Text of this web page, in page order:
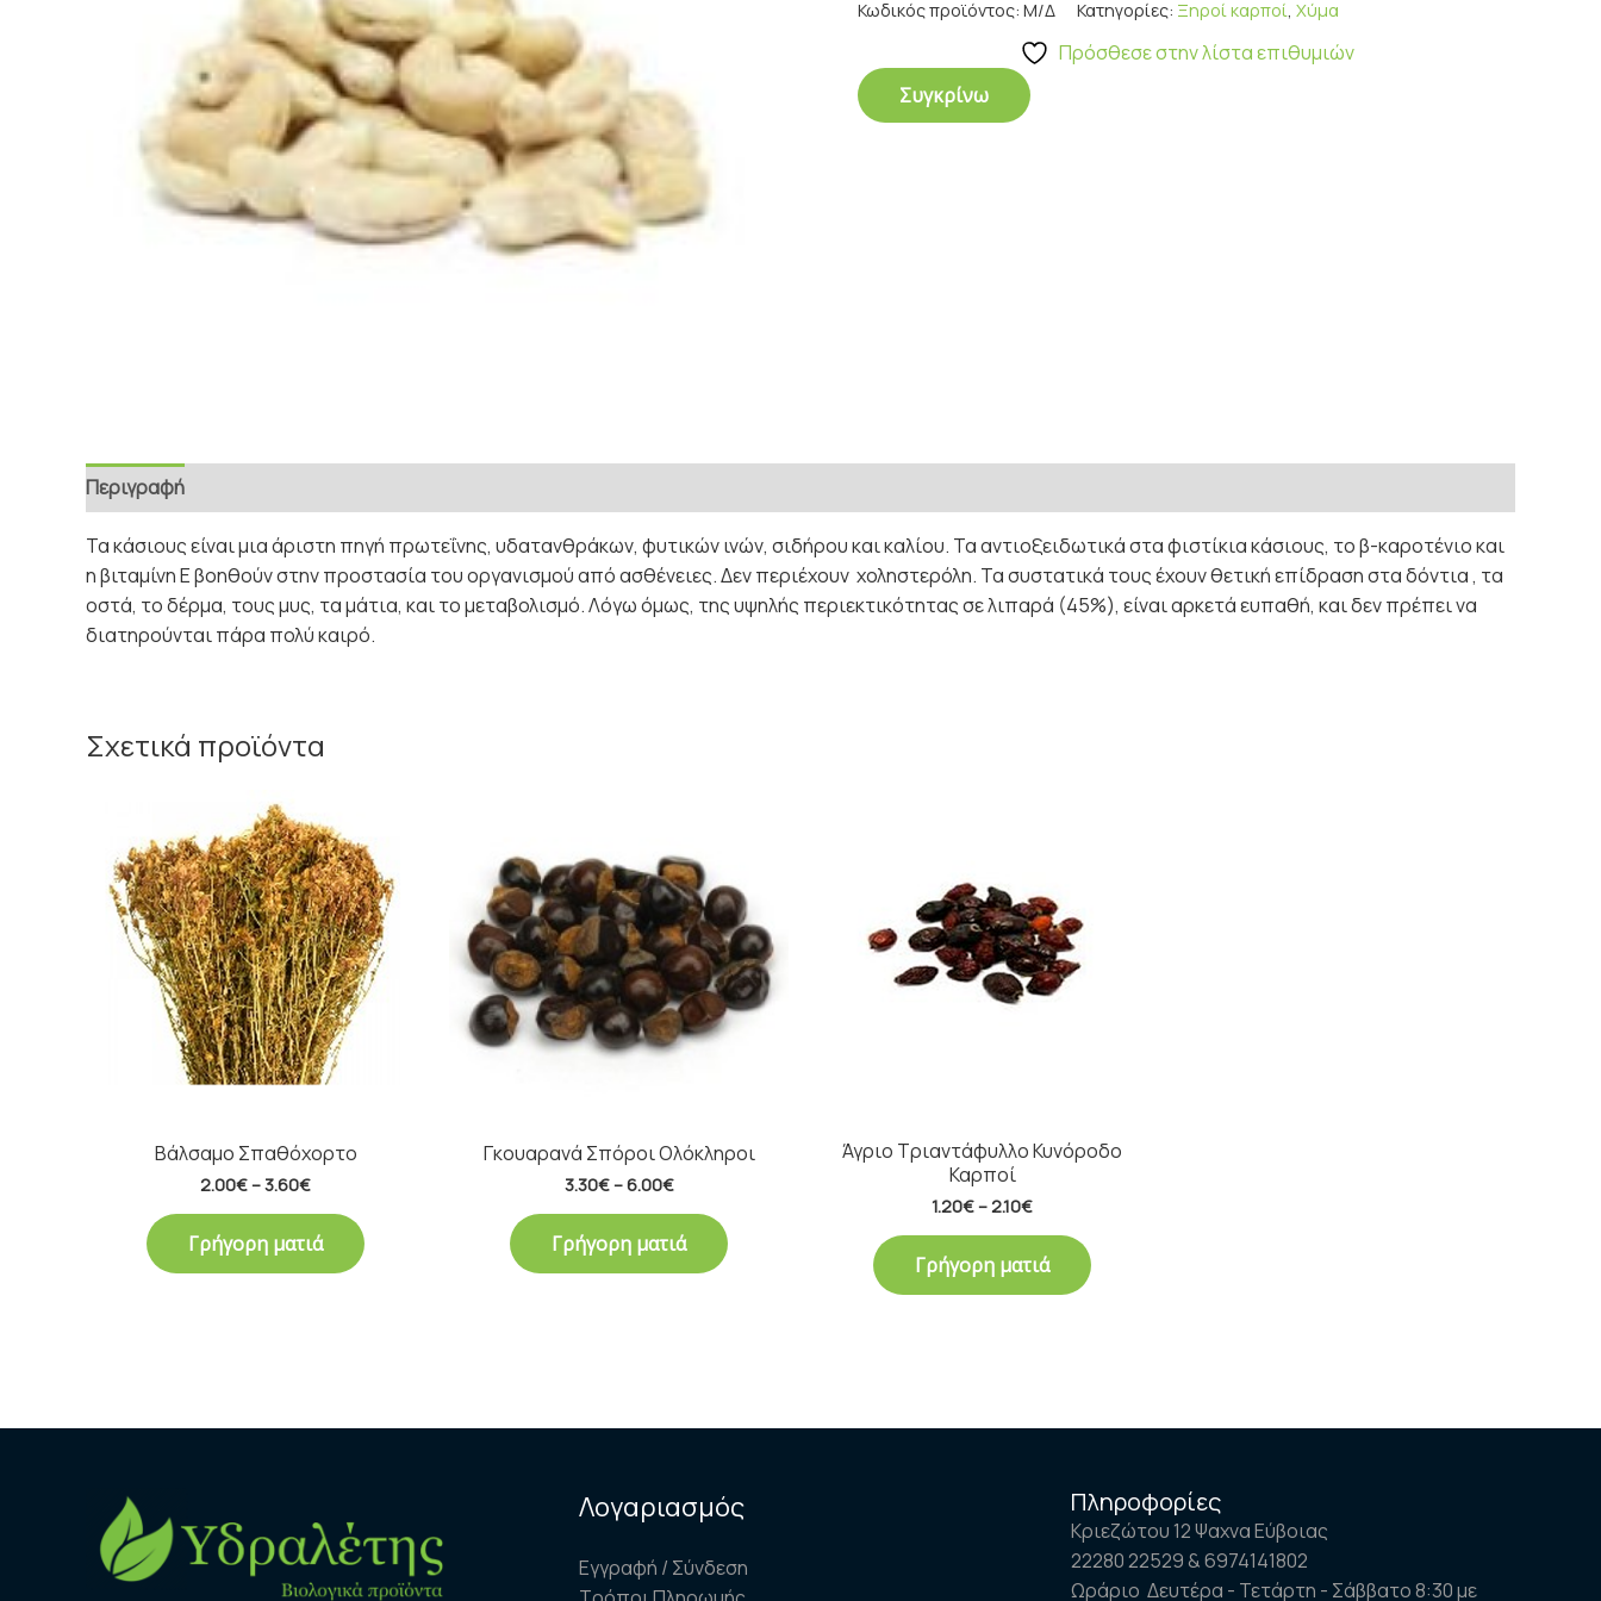
Κωδικός προϊόντος: Μ/Δ Κατηγορίες: Ξηροί καρποί Χύμα
Πρόσθεσε στην λίστα επιθυμιών
Συγκρίνω
Περιγραφή
Τα κάσιους είναι μια άριστη πηγή πρωτεΐνης, υδατανθράκων, φυτικών ινών, σιδήρου και καλίου. Τα αντιοξειδωτικά στα φιστίκια κάσιους, το β-καροτένιο και
η βιταμίνη Ε βοηθούν στην προστασία του οργανισμού από ασθένειες. Δεν περιέχουν χοληστερόλη. Τα συστατικά τους έχουν θετική επίδραση στα δόντια , τα
οστά, το δέρμα, τους μυς, τα μάτια, και το μεταβολισμό. Λόγω όμως, της υψηλής περιεκτικότητας σε λιπαρά (45%), είναι αρκετά ευπαθή, και δεν πρέπει να
διατηρούνται πάρα πολύ καιρό.
Σχετικά προϊόντα
Βάλσαμο Σπαθόχορτο
2.00€–3.60€
2.00€
through
3.60€
Γρήγορη ματιά
Γκουαρανά Σπόροι Ολόκληροι
3.30€–6.00€
through
6.00€
Γρήγορη ματιά
Άγριο Τριαντάφυλλο Κυνόροδο
Καρποί
1.20€– 2.10€
Γρήγορη ματιά
Λογαριασμός
Εγγραφή / Σύνδεση
Πληροφορίες
Κριεζώτου 12 Ψαχνα Εύβοιας
22280 22529 & 6974141802
Ωράριο Δευτέρα - Τετάρτη - Σάββατο 8:30 με